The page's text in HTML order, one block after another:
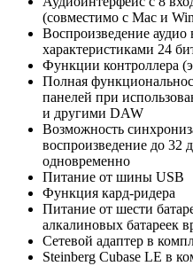
(совместимо с Mac и
Воспроизведение
характеристиками 24
Функции контроллера
Полная
панелей при
и другими DAW
Возможность
воспроизведение до 32
одновременно
Питание от шины USB
Функция кард-ридера
Питание от шести
алкалиновых батареек
Сетевой адаптер в
Steinberg Cubase LE в